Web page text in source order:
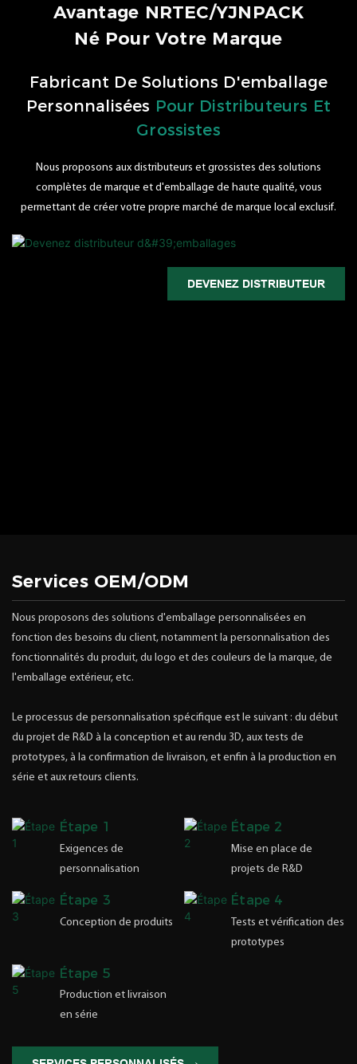
Avantage NRTEC/YJNPACK
Né Pour Votre Marque
Fabricant De Solutions D'emballage
Personnalisées Pour Distributeurs Et
Grossistes
Nous proposons aux distributeurs et grossistes des solutions
complètes de marque et d'emballage de haute qualité, vous
permettant de créer votre propre marché de marque local exclusif.
DEVENEZ DISTRIBUTEUR
Services OEM/ODM
Nous proposons des solutions d'emballage personnalisées en
fonction des besoins du client, notamment la personnalisation des
fonctionnalités du produit, du logo et des couleurs de la marque, de
l'emballage extérieur, etc.
Le processus de personnalisation spécifique est le suivant : du début
du projet de R&D à la conception et au rendu 3D, aux tests de
prototypes, à la confirmation de livraison, et enfin à la production en
série et aux retours clients.
Étape 1
Exigences de
personnalisation
Étape 2
Mise en place de
projets de R&D
Étape 3
Conception de produits
Étape 4
Tests et vérification des
prototypes
Étape 5
Production et livraison
en série